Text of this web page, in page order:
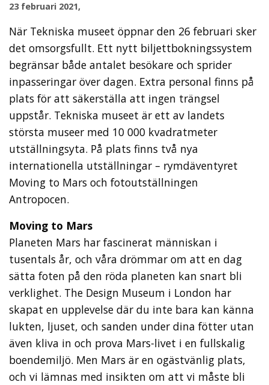
23 februari 2021,
När Tekniska museet öppnar den 26 februari sker
det omsorgsfullt. Ett nytt biljettbokningssystem
begränsar både antalet besökare och sprider
inpasseringar över dagen. Extra personal finns på
plats för att säkerställa att ingen trängsel
uppstår. Tekniska museet är ett av landets
största museer med 10 000 kvadratmeter
utställningsyta. På plats finns två nya
internationella utställningar – rymdäventyret
Moving to Mars och fotoutställningen
Antropocen.
Moving to Mars
Planeten Mars har fascinerat människan i
tusentals år, och våra drömmar om att en dag
sätta foten på den röda planeten kan snart bli
verklighet. The Design Museum i London har
skapat en upplevelse där du inte bara kan känna
lukten, ljuset, och sanden under dina fötter utan
även kliva in och prova Mars-livet i en fullskalig
boendemiljö. Men Mars är en ogästvänlig plats,
och vi lämnas med insikten om att vi måste bli